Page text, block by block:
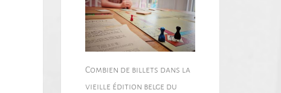
Combien de billets dans la
vieille édition belge du